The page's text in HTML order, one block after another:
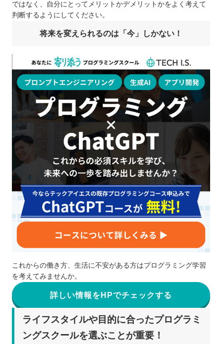
ではなく、自分にとってメリットかデメリットかをよく考えて
判断するようにしてください。
将来を変えられるのは「今」しかない！
これからの働き方、生活に不安がある方はプログラミング学習
を考えてみませんか。
詳しい情報をHPでチェックする
ライフスタイルや目的に合ったプログラミ
ングスクールを選ぶことが重要！